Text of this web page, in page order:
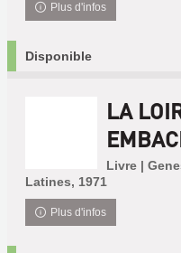
Plus d'infos
Disponible
LA
Livre |
Latines, 1971
Plus d'infos